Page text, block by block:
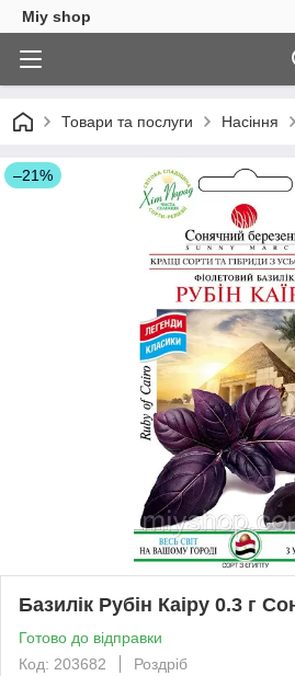
Miy shop
Товари та послуги Насіння
–21%
Базилік Рубін Каіру 0.3 г
Готово до відправки
Код: 203682
Роздріб